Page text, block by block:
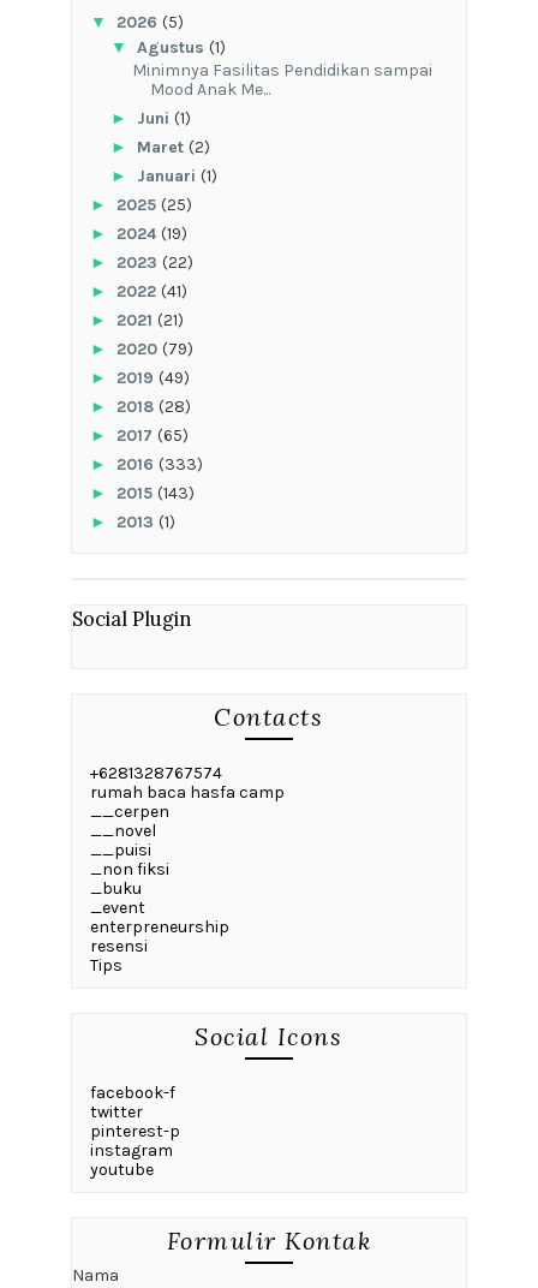
▼ 2026 (5)
▼ Agustus (1)
‎Minimnya Fasilitas Pendidikan sampai
Mood Anak Me...
► Juni (1)
► Maret (2)
► Januari (1)
► 2025 (25)
► 2024(19)
► 2023 (22)
► 2022 (41)
► 2021 (21)
► 2020 (79)
► 2019 (49)
► 2018 (28)
► 2017 (65)
► 2016 (333)
► 2015 (143)
► 2013 (1)
Social Plugin
Contacts
+6281328767574
rumah baca hasfa camp
__cerpen
__novel
__puisi
_non fiksi
_buku
_event
enterpreneurship
resensi
Tips
Social Icons
facebook-f
twitter
pinterest-p
instagram
youtube
Formulir Kontak
Nama